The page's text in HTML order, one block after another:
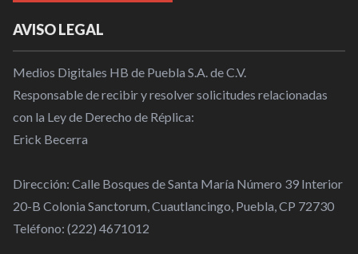
AVISO LEGAL
Medios Digitales HB de Puebla S.A. de C.V.
Responsable de recibir y resolver solicitudes relacionadas
con la Ley de Derecho de Réplica:
Erick Becerra
Dirección: Calle Bosques de Santa María Número 39 Interior
20-B Colonia Sanctorum, Cuautlancingo, Puebla, CP 72730
Teléfono: (222) 4671012